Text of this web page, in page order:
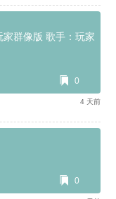
群像版 歌手：玩家
0
4 天前
0